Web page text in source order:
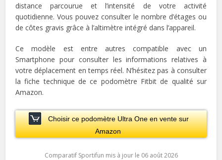
distance parcourue et l’intensité de votre activité
quotidienne. Vous pouvez consulter le nombre d’étages ou
de côtes gravis grâce à l’altimètre intégré dans l’appareil.
Ce modèle est entre autres compatible avec un
Smartphone pour consulter les informations relatives à
votre déplacement en temps réel. N’hésitez pas à consulter
la fiche technique de ce podomètre Fitbit de qualité sur
Amazon.
Choisir ce podomètre Ultra One en vente sur
Amazon
Comparatif Sportifun mis à jour le 06 août 2026